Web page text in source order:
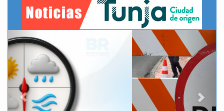
Previous Next